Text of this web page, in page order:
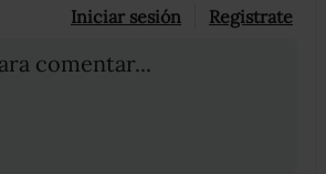
Iniciar sesión Registrate
comentar...